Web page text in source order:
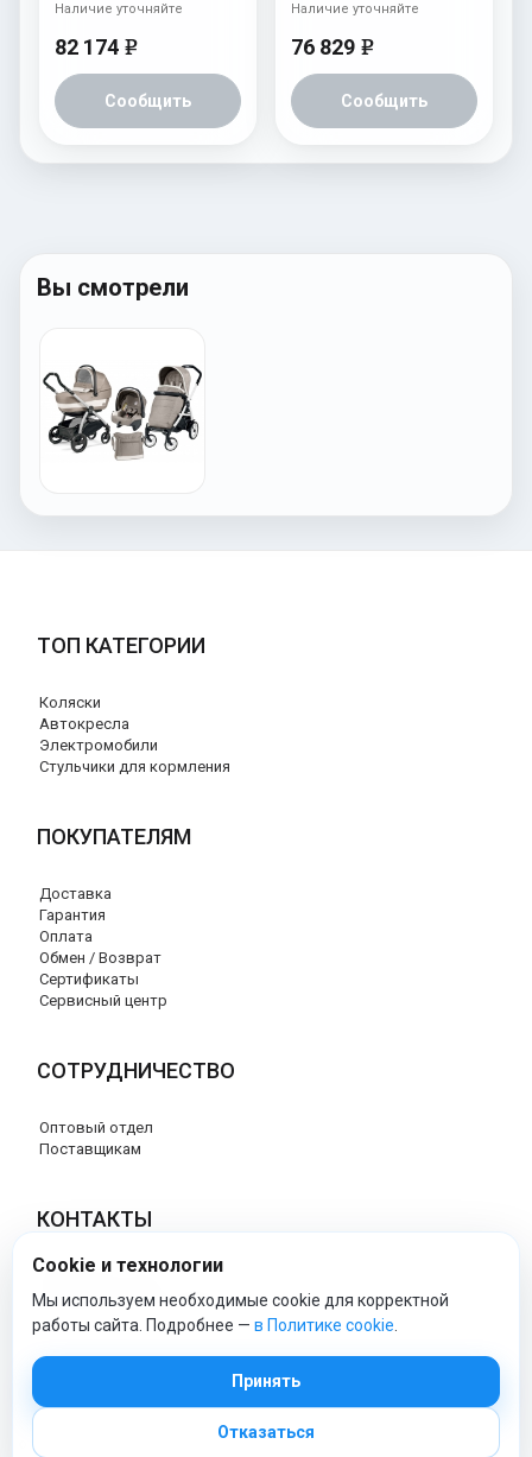
82 174 e
Сообщить
Наличие уточняйте
76 829 e
Сообщить
Наличие уточняйте
Вы смотрели
ТОП КАТЕГОРИИ
Коляски
Автокресла
Электромобили
Стульчики для кормления
ПОКУПАТЕЛЯМ
Доставка
Гарантия
Оплата
Обмен / Возврат
Сертификаты
Сервисный центр
СОТРУДНИЧЕСТВО
Оптовый отдел
Поставщикам
КОНТАКТЫ
8 (800) 707-17-56
info@peg-perego-market.ru
© 2026 Официальный сайт Peg Perego
Cookie и технологии
Мы используем необходимые cookie для корректной
работы сайта. Подробнее — в Политике cookie
Принять
Отказаться